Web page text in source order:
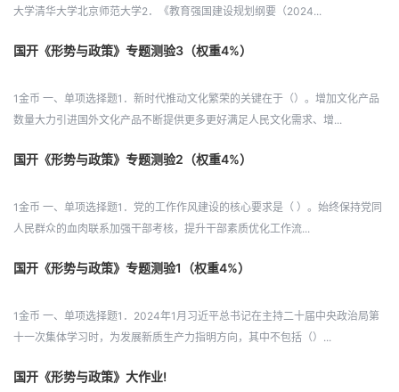
大学清华大学北京师范大学2．《教育强国建设规划纲要（2024...
国开《形势与政策》专题测验3（权重4%）
1金币 一、单项选择题1．新时代推动文化繁荣的关键在于（）。增加文化产品
数量大力引进国外文化产品不断提供更多更好满足人民文化需求、增...
国开《形势与政策》专题测验2（权重4%）
1金币 一、单项选择题1．党的工作作风建设的核心要求是（ ）。始终保持党同
人民群众的血肉联系加强干部考核，提升干部素质优化工作流...
国开《形势与政策》专题测验1（权重4%）
1金币 一、单项选择题1．2024年1月习近平总书记在主持二十届中央政治局第
十一次集体学习时，为发展新质生产力指明方向，其中不包括（）...
国开《形势与政策》大作业!